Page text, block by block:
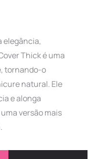
elegância,
Thick é uma
tornando-o
natural. Ele
e alonga
versão mais